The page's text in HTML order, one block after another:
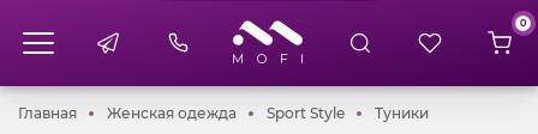
0
ГлавнаяГлавнаяЖенская одежда Женская одежда
Sport StyleSport Style
ТуникиТуники